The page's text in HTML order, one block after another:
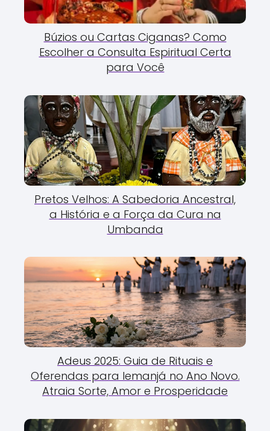
Búzios ou Cartas Ciganas? Como
Escolher a Consulta Espiritual Certa
para Você
Pretos Velhos: A Sabedoria Ancestral,
a História e a Força da Cura na
Umbanda
Adeus 2025: Guia de Rituais e
Oferendas para Iemanjá no Ano Novo.
Atraia Sorte, Amor e Prosperidade